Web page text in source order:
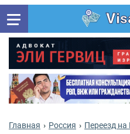
Главная Россия Переезд